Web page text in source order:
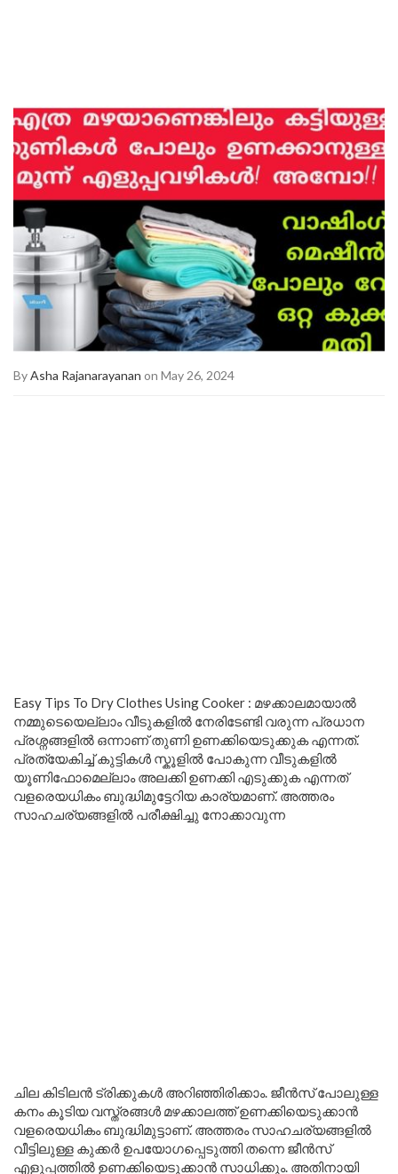
ByAsha Rajanarayanan on May 26, 2024
Easy Tips To Dry Clothes Using Cooker : മഴക്കാലമായാൽ
നമ്മുടെയെല്ലാം വീടുകളിൽ നേരിടേണ്ടി വരുന്ന പ്രധാന
പ്രശ്നങ്ങളിൽ ഒന്നാണ് തുണി ഉണക്കിയെടുക്കുക എന്നത്.
പ്രത്യേകിച്ച് കുട്ടികൾ സ്കൂളിൽ പോകുന്ന വീടുകളിൽ
യൂണിഫോമെല്ലാം അലക്കി ഉണക്കി എടുക്കുക എന്നത്
വളരെയധികം ബുദ്ധിമുട്ടേറിയ കാര്യമാണ്. അത്തരം
സാഹചര്യങ്ങളിൽ പരീക്ഷിച്ചു നോക്കാവുന്ന
ചില കിടിലൻ ട്രിക്കുകൾ അറിഞ്ഞിരിക്കാം. ജീൻസ് പോലുള്ള
കനം കൂടിയ വസ്ത്രങ്ങൾ മഴക്കാലത്ത് ഉണക്കിയെടുക്കാൻ
വളരെയധികം ബുദ്ധിമുട്ടാണ്. അത്തരം സാഹചര്യങ്ങളിൽ
വീട്ടിലുള്ള കുക്കർ ഉപയോഗപ്പെടുത്തി തന്നെ ജീൻസ്
എളുപ്പത്തിൽ ഉണക്കിയെടുക്കാൻ സാധിക്കും. അതിനായി